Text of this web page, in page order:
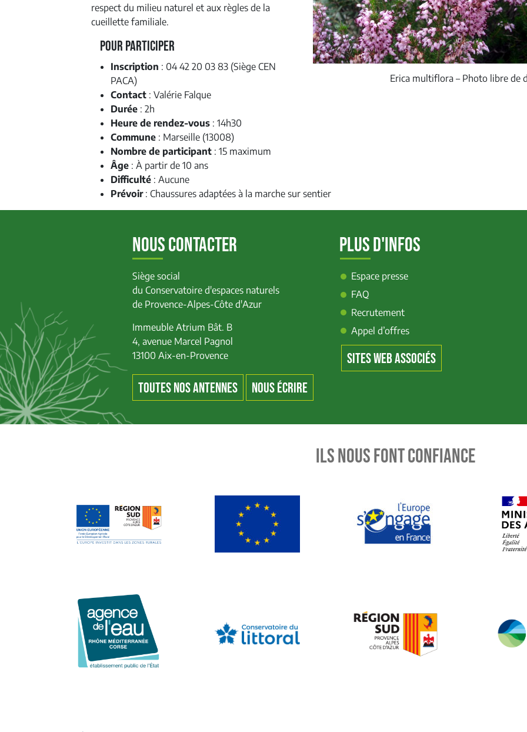
Erica multiflora – Photo libre de
respect du milieu naturel et aux règles de la
cueillette familiale.
Pour Participer
Inscription : 04 42 20 03 83 (Siège CEN
PACA)
Contact : Valérie Falque
Durée : 2h
Heure de rendez-vous : 14h30
Commune : Marseille (13008)
Nombre de participant : 15 maximum
Âge : À partir de 10 ans
Difficulté : Aucune
Prévoir: Chaussures adaptées à la marche sur sentier
NOUS CONTACTER
Siège social
du Conservatoire d'espaces naturels
de Provence-Alpes-Côte d'Azur
Immeuble Atrium Bât. B
4, avenue Marcel Pagnol
13100 Aix-en-Provence
TOUTES NOS ANTENNES NOUS ÉCRIRE
PLUS D'INFOS
Espace presse
FAQ
Recrutement
Appel d’offres
SITES WEB ASSOCIÉS
ILS NOUS FONT CONFIANCE